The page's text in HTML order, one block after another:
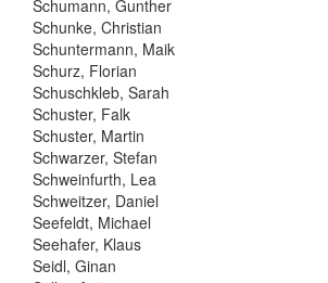
Schumann, Gunther
Schunke, Christian
Schuntermann, Maik
Schurz, Florian
Schuschkleb, Sarah
Schuster, Falk
Schuster, Martin
Schwarzer, Stefan
Schweinfurth, Lea
Schweitzer, Daniel
Seefeldt, Michael
Seehafer, Klaus
Seidl, Ginan